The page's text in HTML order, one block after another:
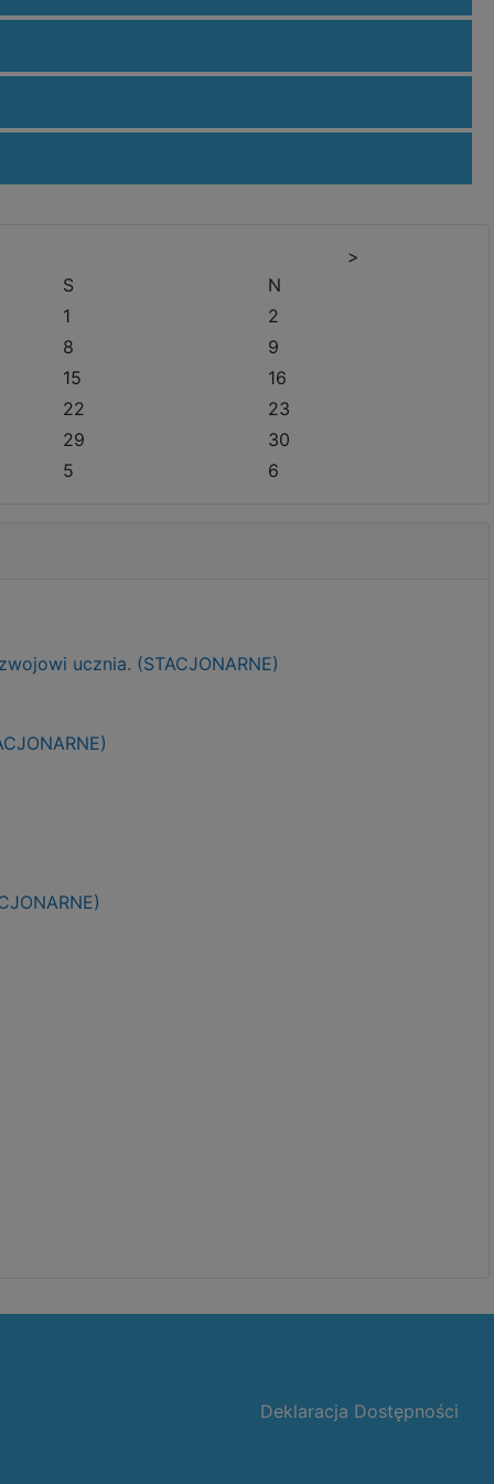
>
S
N
1
2
8
9
15
16
22
23
29
30
5
6
ucznia. (STACJONARNE)
Deklaracja Dostępności